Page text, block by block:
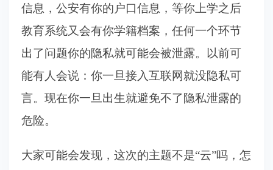
信息，公安有你的户口信息，等你上学之后
教育系统又会有你学籍档案，任何一个环节
出了问题你的隐私就可能会被泄露。以前可
能有人会说：你一旦接入互联网就没隐私可
言。现在你一旦出生就避免不了隐私泄露的
危险。
大家可能会发现，这次的主题不是“云”吗，怎